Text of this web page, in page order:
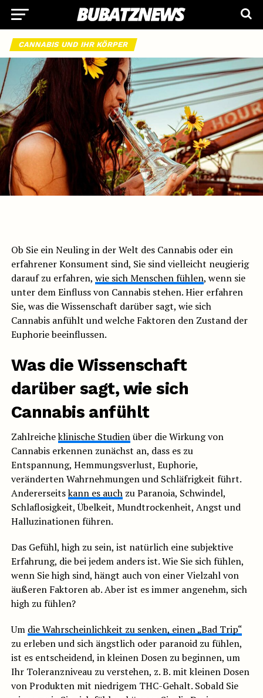
CANNABIS UND IHR KÖRPER
Wie fühlt es sich an, high zu sein?
Ob Sie ein Neuling in der Welt des Cannabis oder ein
erfahrener Konsument sind, Sie sind vielleicht neugierig
darauf zu erfahren, wie sich Menschen fühlen, wenn sie
unter dem Einfluss von Cannabis stehen. Hier erfahren
Sie, was die Wissenschaft darüber sagt, wie sich
Cannabis anfühlt und welche Faktoren den Zustand der
Euphorie beeinflussen.
Was die Wissenschaft
darüber sagt, wie sich
Cannabis anfühlt
Zahlreicheklinische Studienüber die Wirkung von
Cannabis erkennen zunächst an, dass es zu
Entspannung, Hemmungsverlust, Euphorie,
veränderten Wahrnehmungen und Schläfrigkeit führt.
Andererseitskann es auchzu Paranoia, Schwindel,
Schlaflosigkeit, Übelkeit, Mundtrockenheit, Angst und
Halluzinationen führen.
Das Gefühl, high zu sein, ist natürlich eine subjektive
Erfahrung, die bei jedem anders ist. Wie Sie sich fühlen,
wenn Sie high sind, hängt auch von einer Vielzahl von
äußeren Faktoren ab. Aber ist es immer angenehm, sich
high zu fühlen?
Um die Wahrscheinlichkeit zu senken, einen „Bad Trip“
zu erleben und sich ängstlich oder paranoid zu fühlen,
ist es entscheidend, in kleinen Dosen zu beginnen, um
Ihr Toleranzniveau zu verstehen, z. B. mit kleinen Dosen
von Produkten mit niedrigem THC-Gehalt. Sobald Sie